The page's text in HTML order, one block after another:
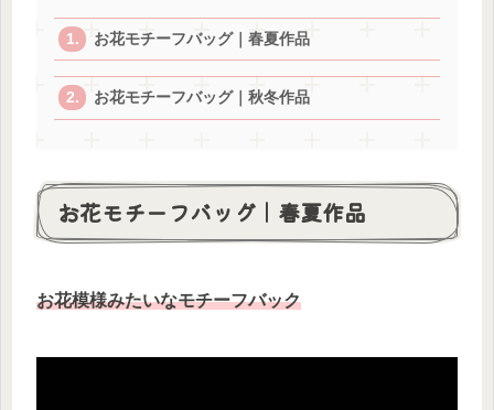
お花モチーフバッグ｜春夏作品
お花モチーフバッグ｜秋冬作品
お花モチーフバッグ｜春夏作品
お花模様みたいなモチーフバック